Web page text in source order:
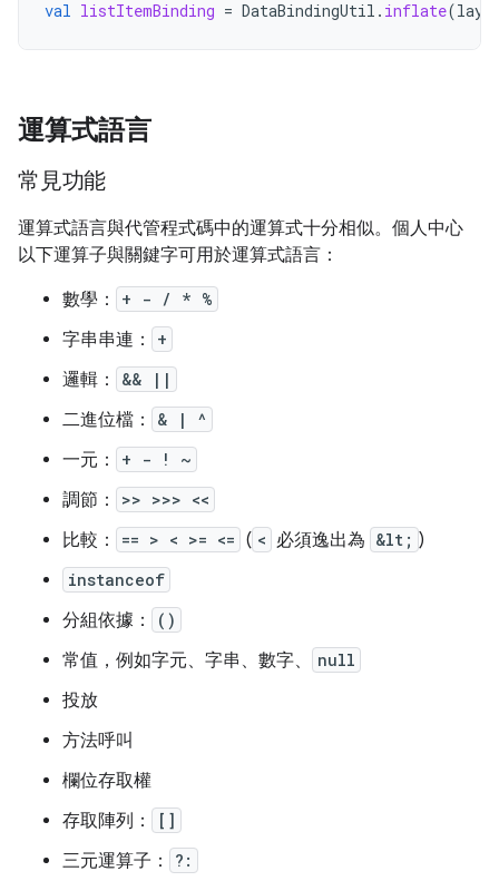
val listItemBinding = DataBindingUtil . inflate(
運算式語言
常見功能
運算式語言與代管程式碼中的運算式十分相似。個人中心
以下運算子與關鍵字可用於運算式語言：
數學：
+ - / * %
字串串連： +
邏輯： && ||
二進位檔： & | ^
一元： + - ! ~
調節： >> >>> <<
比較： == > < >= <= ( < 必須逸出為 &lt; )
instanceof
分組依據： ()
常值，例如字元、字串、數字、 null
投放
方法呼叫
欄位存取權
存取陣列：
[]
三元運算子： ?: